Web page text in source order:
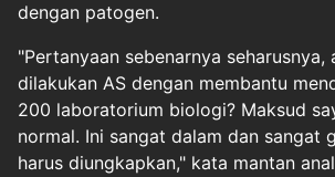
dengan patogen.
"Pertanyaan sebenarnya seharusnya,
dilakukan AS dengan membantu
200 laboratorium biologi? Maksud
normal. Ini sangat dalam dan sangat
harus diungkapkan," kata mantan